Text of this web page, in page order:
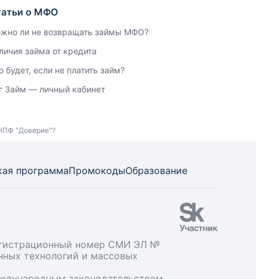
о МФО
ли не возвращать займы МФО?
займа от кредита
будет, если не платить займ?
Займ — личный кабинет
"Доверие"?
программаПромокодыОбразование
номер СМИ ЭЛ №
технологий и массовых